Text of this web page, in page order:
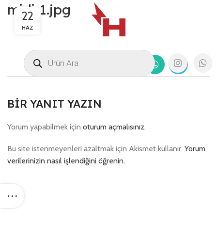
midi-1.jpg
22
HAZ
BIR YANIT YAZIN
Yorum yapabilmek için oturum açmalısınız.
Bu site istenmeyenleri azaltmak için Akismet kullanır. Yorum
verilerinizin nasıl işlendiğini öğrenin.